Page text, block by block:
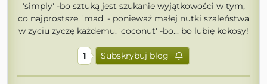
'simply' -bo sztuką jest szukanie wyjątkowości w tym,
co najprostsze, 'mad' - ponieważ małej nutki szaleństwa
w życiu życzę każdemu. 'coconut' -bo... bo lubię kokosy!
1 Subskrybuj blog